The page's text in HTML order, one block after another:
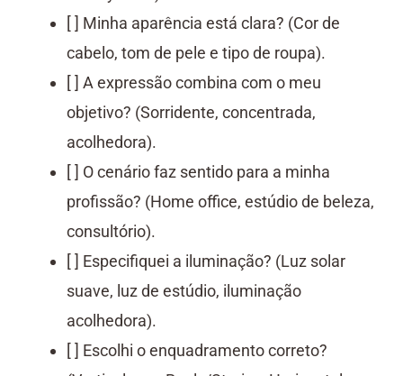
[ ] Minha aparência está clara? (Cor de
cabelo, tom de pele e tipo de roupa).
[ ] A expressão combina com o meu
objetivo? (Sorridente, concentrada,
acolhedora).
[ ] O cenário faz sentido para a minha
profissão? (Home office, estúdio de beleza,
consultório).
[ ] Especifiquei a iluminação? (Luz solar
suave, luz de estúdio, iluminação
acolhedora).
[ ] Escolhi o enquadramento correto?